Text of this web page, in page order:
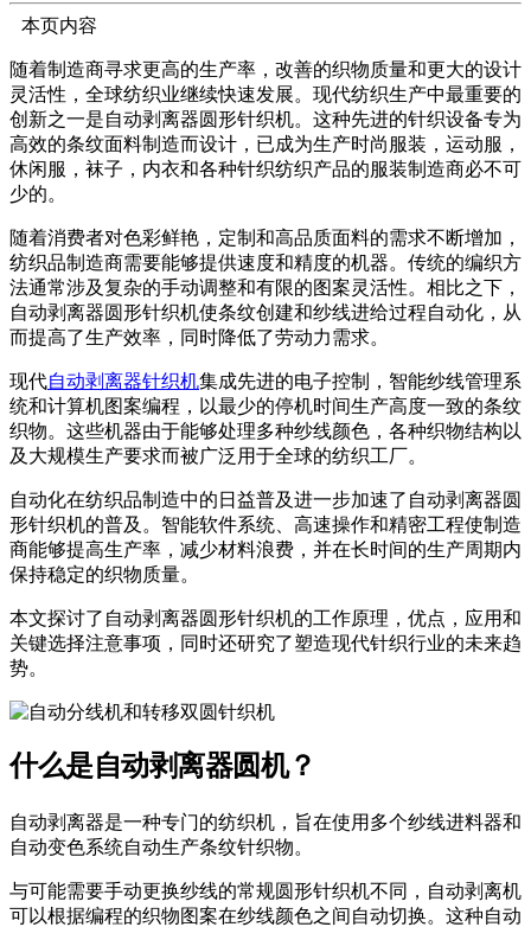
本页内容
随着制造商寻求更高的生产率，改善的织物质量和更大的设计
灵活性，全球纺织业继续快速发展。现代纺织生产中最重要的
创新之一是自动剥离器圆形针织机。这种先进的针织设备专为
高效的条纹面料制造而设计，已成为生产时尚服装，运动服，
休闲服，袜子，内衣和各种针织纺织产品的服装制造商必不可
少的。
随着消费者对色彩鲜艳，定制和高品质面料的需求不断增加，
纺织品制造商需要能够提供速度和精度的机器。传统的编织方
法通常涉及复杂的手动调整和有限的图案灵活性。相比之下，
自动剥离器圆形针织机使条纹创建和纱线进给过程自动化，从
而提高了生产效率，同时降低了劳动力需求。
现代自动剥离器针织机集成先进的电子控制，智能纱线管理系
统和计算机图案编程，以最少的停机时间生产高度一致的条纹
织物。这些机器由于能够处理多种纱线颜色，各种织物结构以
及大规模生产要求而被广泛用于全球的纺织工厂。
自动化在纺织品制造中的日益普及进一步加速了自动剥离器圆
形针织机的普及。智能软件系统、高速操作和精密工程使制造
商能够提高生产率，减少材料浪费，并在长时间的生产周期内
保持稳定的织物质量。
本文探讨了自动剥离器圆形针织机的工作原理，优点，应用和
关键选择注意事项，同时还研究了塑造现代针织行业的未来趋
势。
什么是自动剥离器圆机？
自动剥离器是一种专门的纺织机，旨在使用多个纱线进料器和
自动变色系统自动生产条纹针织物。
与可能需要手动更换纱线的常规圆形针织机不同，自动剥离机
可以根据编程的织物图案在纱线颜色之间自动切换。这种自动